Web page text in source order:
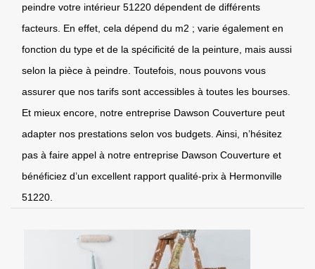
peindre votre intérieur 51220 dépendent de différents
facteurs. En effet, cela dépend du m2 ; varie également en
fonction du type et de la spécificité de la peinture, mais aussi
selon la pièce à peindre. Toutefois, nous pouvons vous
assurer que nos tarifs sont accessibles à toutes les bourses.
Et mieux encore, notre entreprise Dawson Couverture peut
adapter nos prestations selon vos budgets. Ainsi, n’hésitez
pas à faire appel à notre entreprise Dawson Couverture et
bénéficiez d’un excellent rapport qualité-prix à Hermonville
51220.